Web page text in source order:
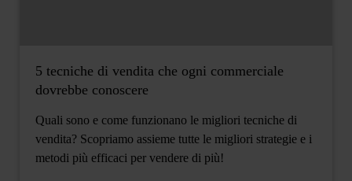
5 tecniche di vendita che ogni commerciale
dovrebbe conoscere
Quali sono e come funzionano le migliori tecniche di
vendita? Scopriamo assieme tutte le migliori strategie e i
metodi più efficaci per vendere di più!